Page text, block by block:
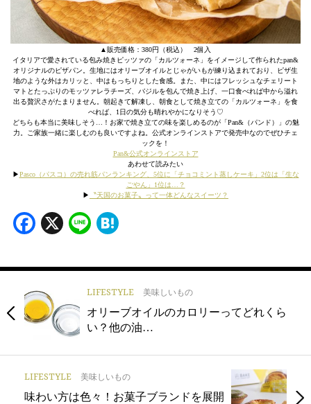
▲販売価格：380円（税込） 2個入
イタリアで愛されている包み焼きピッツァの「カルツォーネ」をイメージして作られたpan&
オリジナルのピザパン。生地にはオリーブオイルとじゃがいもが練り込まれており、ピザ生
地のような外はカリッと、中はもっちりとした食感。また、中にはフレッシュなチェリート
マトとたっぷりのモッツァレラチーズ、バジルを包んで焼き上げ、一口食べれば中から溢れ
出る贅沢さがたまりません。朝起きて解凍し、朝食として焼き立ての「カルツォーネ」を食
べれば、1日の気分も晴れやかになりそう♡
どちらも本当に美味しそう…！お家で焼き立ての味を楽しめるのが「Pan&（パンド）」の魅
力。ご家族一緒に楽しむのも良いですよね。公式オンラインストアで発売中なのでぜひチェ
ックを！
Pan&公式オンラインストア
あわせて読みたい
▶︎Pasco（パスコ）の売れ筋パンランキング、5位に「チョコミント蒸しケーキ」2位は「生な
ごやん」1位は…？
▶︎
〝天国のお菓子〟って一体どんなスイーツ？
Facebook
X Line
LIFESTYLE 美味しいもの
オリーブオイルのカロリーってどれくら
い？他の油…
LIFESTYLE 美味しいもの
味わい方は色々！お菓子ブランドを展開